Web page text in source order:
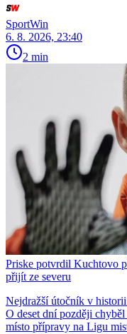
SportWin
6. 8. 2026, 23:40
2 min
Priske potvrdil Kuchtovo
přijít ze severu
Nejdražší útočník v
O deset dní později
místo přípravy na Ligu